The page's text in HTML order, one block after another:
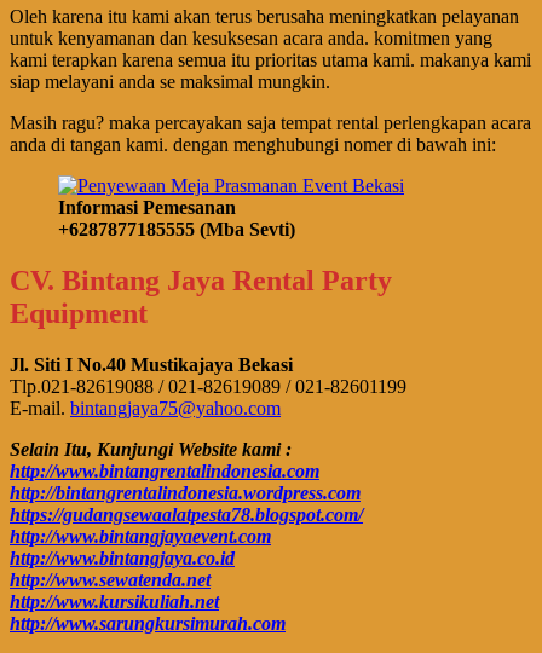
Oleh karena itu kami akan terus berusaha meningkatkan pelayanan
untuk kenyamanan dan kesuksesan acara anda. komitmen yang
kami terapkan karena semua itu prioritas utama kami. makanya kami
siap melayani anda se maksimal mungkin.
Masih ragu? maka percayakan saja tempat rental perlengkapan acara
anda di tangan kami. dengan menghubungi nomer di bawah ini:
Informasi Pemesanan
+6287877185555 (Mba Sevti)
CV. Bintang Jaya Rental Party
Equipment
Jl. Siti I No.40 Mustikajaya Bekasi
Tlp.021-82619088 / 021-82619089 / 021-82601199
E-mail. bintangjaya75@yahoo.com
Selain Itu, Kunjungi Website kami :
http://www.bintangrentalindonesia.com
http://bintangrentalindonesia.wordpress.com
https://gudangsewaalatpesta78.blogspot.com/
http://www.bintangjayaevent.com
http://www.bintangjaya.co.id
http://www.sewatenda.net
http://www.kursikuliah.net
http://www.sarungkursimurah.com